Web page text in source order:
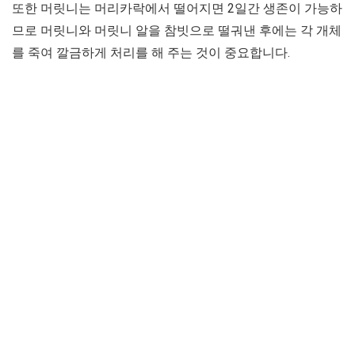
또한 머릿니는 머리카락에서 떨어지면 2일간 생존이 가능하
므로 머릿니와 머릿니 알을 참빗으로 떨궈낸 후에는 각 개체
를 죽여 깔금하게 처리를 해 주는 것이 중요합니다.